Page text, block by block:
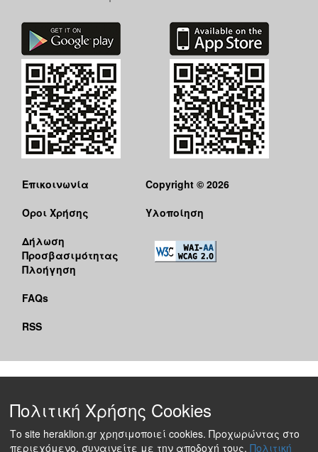
Επικοινωνία
Όροι Χρήσης
Δήλωση
Προσβασιμότητας
Πλοήγηση
FAQs
RSS
Copyright © 2026
Υλοποίηση
Πολιτική Χρήσης Cookies
Το site heraklion.gr χρησιμοποιεί cookies. Προχωρώντας στο
περιεχόμενο, συναινείτε με την αποδοχή τους. Πολιτική